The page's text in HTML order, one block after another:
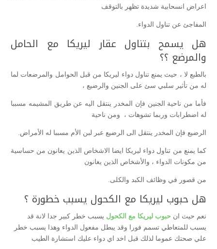
اعراض انسحابية شديدة تظهر بالتوقف
المفاجئ عن تناول الدواء.
هل يسمح بتناول عقار ليريكا مع الحامل
والمرضع ؟؟
بالطبع لا ، حيث يمنع تناول دواء ليريكا من قبل الحوامل والمرضعات لما
له من تأثير سلبي سئ على الجنين والرضيع ،
فأما من ناحية الجنين فإن المخدر ينتقل اليه عن طريق المشيمه مسببا
له اضطرابات وربما تشوهات ، ومن ناحية
الرضيع فإن المخدر ينتقل الى الرضيع عبر لبن الأم مسببا له الأمراض.
كما يمنع من تناول دواء ليريكا ايضا الاشخاص الذين يعانون من حساسية
من مكونات الدواء ، والأشخاص الذين يعانون
من قصور في وظائف الكبد والكلى.
هل حبوب ليريكا مع الكحول يسبب خطورة ؟
نعم حيث ان حبوب ليريكا مع الكحول يسبب خطر كبير جدا لانة قد
يسبب للمتعاطي تسمم فورا وقد يبطل مفعول الدواء وهذا يسبب خطر
علي صحتك عموما لذلك قبل اخد اي دواء عليك استشارة الطيب